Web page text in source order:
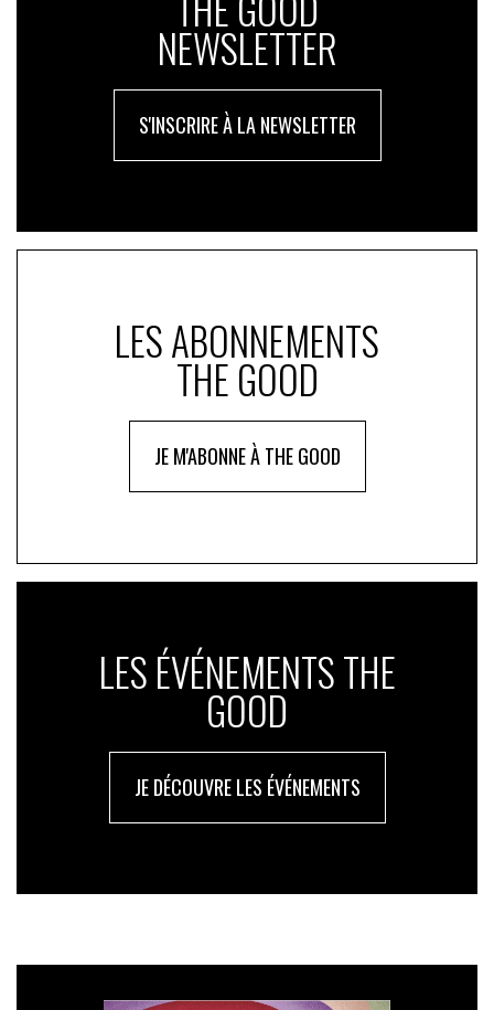
NEWSLETTER
S'INSCRIRE À LA NEWSLETTER
LES ABONNEMENTS
THE GOOD
JE M'ABONNE À THE GOOD
LES ÉVÉNEMENTS THE
GOOD
JE DÉCOUVRE LES ÉVÉNEMENTS